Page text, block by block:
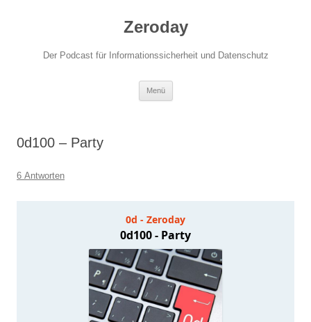
Zeroday
Der Podcast für Informationssicherheit und Datenschutz
Menü
0d100 – Party
6 Antworten